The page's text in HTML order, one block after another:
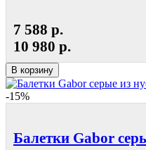
7 588 р.
10 980 р.
В корзину
-15%
Балетки Gabor